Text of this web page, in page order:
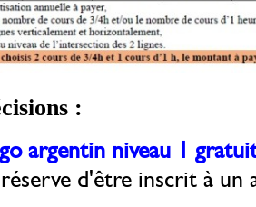
:
argentin niveau 1
d'être inscrit à